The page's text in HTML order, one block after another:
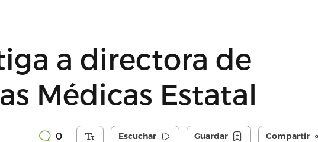
a directora de
Médicas Estatal
0 Escuchar Guardar Compartir